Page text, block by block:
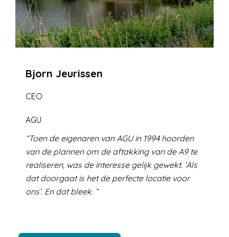
Bjorn Jeurissen
CEO
AGU
Toen de eigenaren van AGU in 1994 hoorden
van de plannen om de aftakking van de A9 te
realiseren, was de interesse gelijk gewekt. ‘Als
dat doorgaat is het de perfecte locatie voor
ons’. En dat bleek.